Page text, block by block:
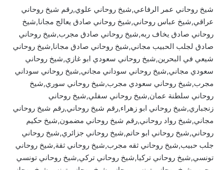
شيخ روحاني عمر الرفاعي,شيخ روحاني علوي,رقم شيخ روحاني
عراقي,شيخ عباس روحاني,شيخ روحاني صادق يعالج مجانا,شيخ
روحاني صادق يخاف ربه,شيخ روحاني صادق مجرب,شيخ روحاني
صادق لجلب الحبيب مجاني,شيخ روحاني صادق مجانا,شيخ روحاني
شيعي في البحرين,شيخ روحاني سعودي ابو غازي,شيخ روحاني
سعودي مجاني,شيخ روحاني سوداني مجاني,شيخ روحاني سوداني
مجرب,شيخ روحاني سعودي مجرب,شيخ روحاني سوري,شيخ
روحاني سلطنة عمان,شيخ روحاني سفلي,شيخ روحاني
زنجباري,شيخ روحاني ابو زهراء,رقم شيخ روحاني,رقم شيخ روحاني
مجاني,شيخ رواد روحاني,رقم شيخ روحاني مضمون,شيخ حكيم
روحاني,شيخ روحاني ابو حاتم,شيخ روحاني جزائري,شيخ روحاني
جلب حبيب,شيخ روحاني ثقه مجرب,شيخ روحاني ثقة,شيخ روحاني
تونسي,شيخ روحاني تركيا,شيخ روحاني تركي,شيخ روحاني تونسي